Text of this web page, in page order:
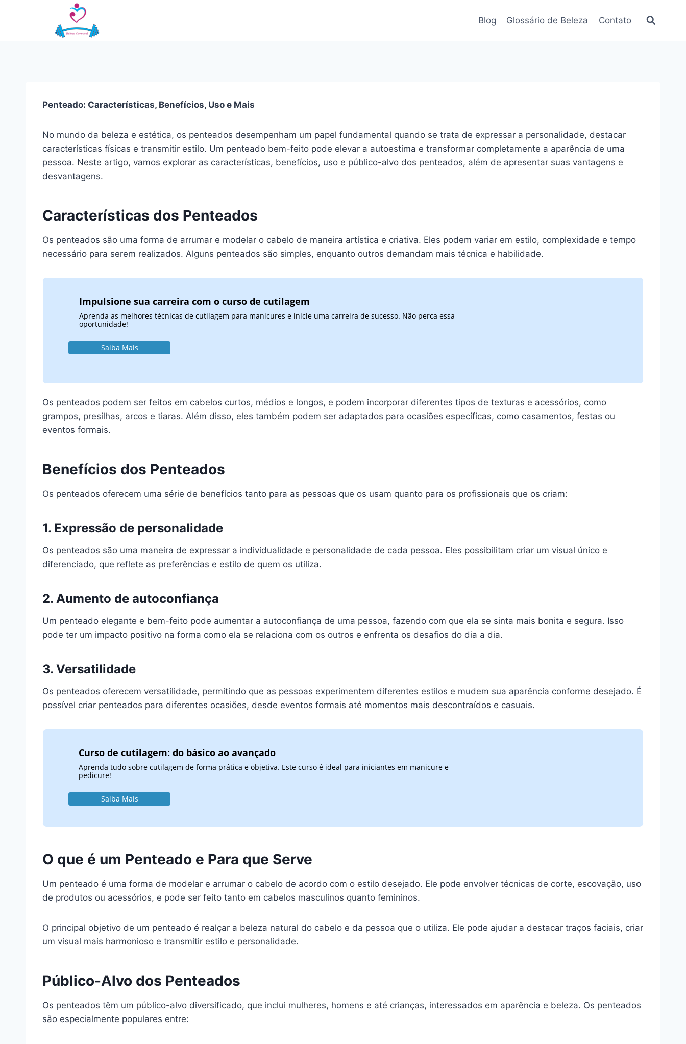
Blog Glossário de Beleza Contato
Penteado: Características, Benefícios, Uso e Mais
No mundo da beleza e estética, os penteados desempenham um papel fundamental quando se trata de expressar a personalidade, destacar
características físicas e transmitir estilo. Um penteado bem-feito pode elevar a autoestima e transformar completamente a aparência de uma
pessoa. Neste artigo, vamos explorar as características, benefícios, uso e público-alvo dos penteados, além de apresentar suas vantagens e
desvantagens.
Características dos Penteados
Os penteados são uma forma de arrumar e modelar o cabelo de maneira artística e criativa. Eles podem variar em estilo, complexidade e tempo
necessário para serem realizados. Alguns penteados são simples, enquanto outros demandam mais técnica e habilidade.
Impulsione sua carreira com o curso de cutilagem
Aprenda as melhores técnicas de cutilagem para manicures e inicie uma carreira de sucesso. Não perca essa
oportunidade!
Saiba Mais
Os penteados podem ser feitos em cabelos curtos, médios e longos, e podem incorporar diferentes tipos de texturas e acessórios, como
grampos, presilhas, arcos e tiaras. Além disso, eles também podem ser adaptados para ocasiões específicas, como casamentos, festas ou
eventos formais.
Benefícios dos Penteados
Os penteados oferecem uma série de benefícios tanto para as pessoas que os usam quanto para os profissionais que os criam:
1. Expressão de personalidade
Os penteados são uma maneira de expressar a individualidade e personalidade de cada pessoa. Eles possibilitam criar um visual único e
diferenciado, que reflete as preferências e estilo de quem os utiliza.
2. Aumento de autoconfiança
Um penteado elegante e bem-feito pode aumentar a autoconfiança de uma pessoa, fazendo com que ela se sinta mais bonita e segura. Isso
pode ter um impacto positivo na forma como ela se relaciona com os outros e enfrenta os desafios do dia a dia.
3. Versatilidade
Os penteados oferecem versatilidade, permitindo que as pessoas experimentem diferentes estilos e mudem sua aparência conforme desejado. É
possível criar penteados para diferentes ocasiões, desde eventos formais até momentos mais descontraídos e casuais.
Curso de cutilagem: do básico ao avançado
Aprenda tudo sobre cutilagem de forma prática e objetiva. Este curso é ideal para iniciantes em manicure e
pedicure!
Saiba Mais
O que é um Penteado e Para que Serve
Um penteado é uma forma de modelar e arrumar o cabelo de acordo com o estilo desejado. Ele pode envolver técnicas de corte, escovação, uso
de produtos ou acessórios, e pode ser feito tanto em cabelos masculinos quanto femininos.
O principal objetivo de um penteado é realçar a beleza natural do cabelo e da pessoa que o utiliza. Ele pode ajudar a destacar traços faciais, criar
um visual mais harmonioso e transmitir estilo e personalidade.
Público-Alvo dos Penteados
Os penteados têm um público-alvo diversificado, que inclui mulheres, homens e até crianças, interessados em aparência e beleza. Os penteados
são especialmente populares entre: